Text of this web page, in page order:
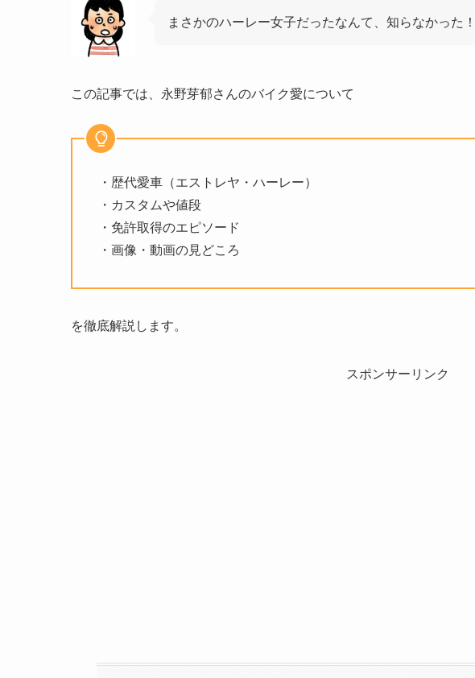
まさかのハーレー女子だったなんて、知らなかった！
この記事では、永野芽郁さんのバイク愛について
・歴代愛車（エストレヤ・ハーレー）
・カスタムや値段
・免許取得のエピソード
・画像・動画の見どころ
を徹底解説します。
スポンサーリンク